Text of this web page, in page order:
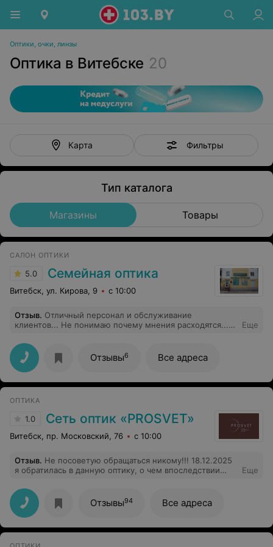
Оптики, очки, линзы
Оптика в Витебске 20
Карта Фильтры
Тип каталога
Магазины Товары
САЛОН ОПТИКИ
5.0 Семейная оптика
Витебск, ул. Кирова, 9 с 10:00
Отзыв. Отличный персонал и обслуживание
клиентов... Не понимаю почему мнения расходятся...
Еще
Отзывы6 Все адреса
ОПТИКА
1.0 Сеть оптик «PROSVET»
Витебск, пр. Московский, 76 с 10:00
Отзыв. Не посоветую обращаться никому!!! 18.12.2025
я обратилась в данную оптику, о чем впоследствии
платной клиники и заказала очки, мне озвучили срок
изготовления две недели, но никакого договора на
руки не дали. А дальше наступила тишина... Пару раз я
звонила, каждый раз говорили -завоз в пятницу и всё.
Только через 33 дня мне пришла смс, что заказ готов и
Еще
Отзывы94 Все адреса